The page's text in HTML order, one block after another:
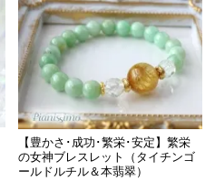
【豊かさ･成功･繁栄･安定】繁栄
の女神ブレスレット（タイチンゴ
ールドルチル＆本翡翠）